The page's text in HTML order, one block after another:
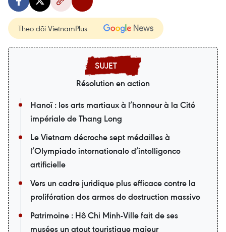
Theo dõi VietnamPlus
Résolution en action
Hanoï : les arts martiaux à l’honneur à la Cité
impériale de Thang Long
Le Vietnam décroche sept médailles à
l’Olympiade internationale d’intelligence
artificielle
Vers un cadre juridique plus efficace contre la
prolifération des armes de destruction massive
Patrimoine : Hô Chi Minh-Ville fait de ses
musées un atout touristique majeur